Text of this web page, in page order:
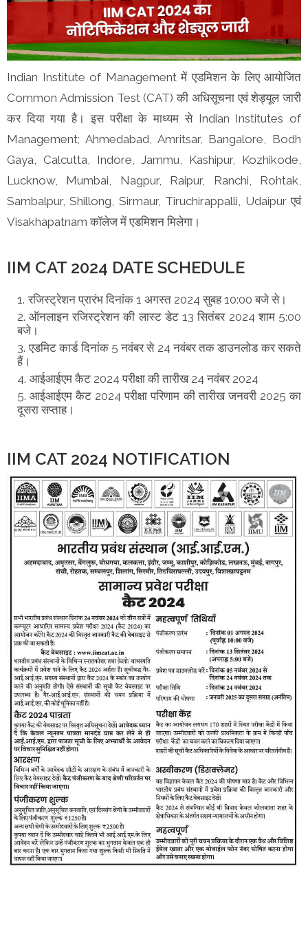
Indian Institute of Management में एडमिशन के लिए आयोजित
Common Admission Test (CAT) की अधिसूचना एवं शेड्यूल जारी
कर दिया गया है। इस परीक्षा के माध्यम से Indian Institutes of
Management; Ahmedabad, Amritsar, Bangalore, Bodh
Gaya, Calcutta, Indore, Jammu, Kashipur, Kozhikode,
Lucknow, Mumbai, Nagpur, Raipur, Ranchi, Rohtak,
Sambalpur, Shillong, Sirmaur, Tiruchirappalli, Udaipur एवं
Visakhapatnam कॉलेज में एडमिशन मिलेगा।
IIM CAT 2024 DATE SCHEDULE
रजिस्ट्रेशन प्रारंभ दिनांक 1 अगस्त 2024 सुबह 10:00 बजे से।
ऑनलाइन रजिस्ट्रेशन की लास्ट डेट 13 सितंबर 2024 शाम 5:00
बजे।
एडमिट कार्ड दिनांक 5 नवंबर से 24 नवंबर तक डाउनलोड कर सकते
हैं।
आईआईएम कैट 2024 परीक्षा की तारीख 24 नवंबर 2024
आईआईएम कैट 2024 परीक्षा परिणाम की तारीख जनवरी 2025 का
दूसरा सप्ताह।
IIM CAT 2024 NOTIFICATION